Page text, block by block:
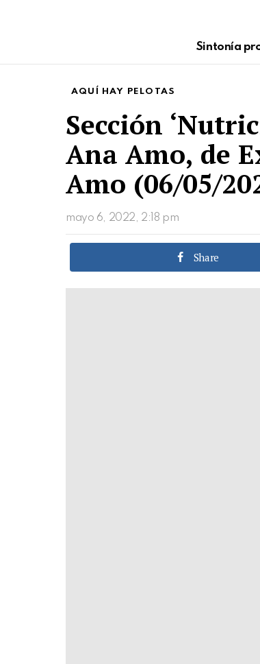
Sintonía
AQUÍ HAY PELOTAS
Sección
Ana Amo, de
Amo (06/05/
mayo 6, 2022, 2:18 pm
Share